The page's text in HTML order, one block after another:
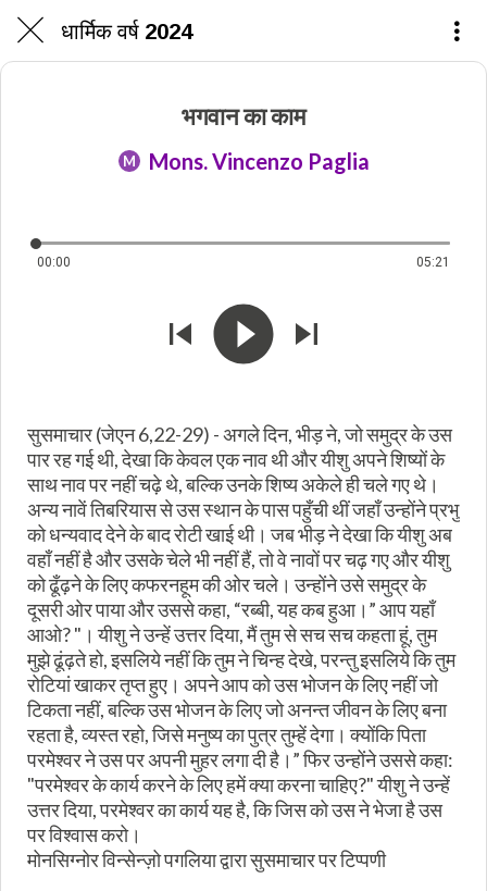
धार्मिक वर्ष 2024
भगवान का काम
M Mons. Vincenzo Paglia
00:00 05:21
सुसमाचार (जेएन 6,22-29) - अगले दिन, भीड़ ने, जो समुद्र के उस
पार रह गई थी, देखा कि केवल एक नाव थी और यीशु अपने शिष्यों के
साथ नाव पर नहीं चढ़े थे, बल्कि उनके शिष्य अकेले ही चले गए थे।
अन्य नावें तिबरियास से उस स्थान के पास पहुँची थीं जहाँ उन्होंने प्रभु
को धन्यवाद देने के बाद रोटी खाई थी। जब भीड़ ने देखा कि यीशु अब
वहाँ नहीं है और उसके चेले भी नहीं हैं, तो वे नावों पर चढ़ गए और यीशु
को ढूँढ़ने के लिए कफरनहूम की ओर चले। उन्होंने उसे समुद्र के
दूसरी ओर पाया और उससे कहा, “रब्बी, यह कब हुआ।” आप यहाँ
आओ? "। यीशु ने उन्हें उत्तर दिया, मैं तुम से सच सच कहता हूं, तुम
मुझे ढूंढ़ते हो, इसलिये नहीं कि तुम ने चिन्ह देखे, परन्तु इसलिये कि तुम
रोटियां खाकर तृप्त हुए। अपने आप को उस भोजन के लिए नहीं जो
टिकता नहीं, बल्कि उस भोजन के लिए जो अनन्त जीवन के लिए बना
रहता है, व्यस्त रहो, जिसे मनुष्य का पुत्र तुम्हें देगा। क्योंकि पिता
परमेश्वर ने उस पर अपनी मुहर लगा दी है।” फिर उन्होंने उससे कहा:
"परमेश्वर के कार्य करने के लिए हमें क्या करना चाहिए?" यीशु ने उन्हें
उत्तर दिया, परमेश्वर का कार्य यह है, कि जिस को उस ने भेजा है उस
पर विश्वास करो।
मोनसिग्नोर विन्सेन्ज़ो पगलिया द्वारा सुसमाचार पर टिप्पणी